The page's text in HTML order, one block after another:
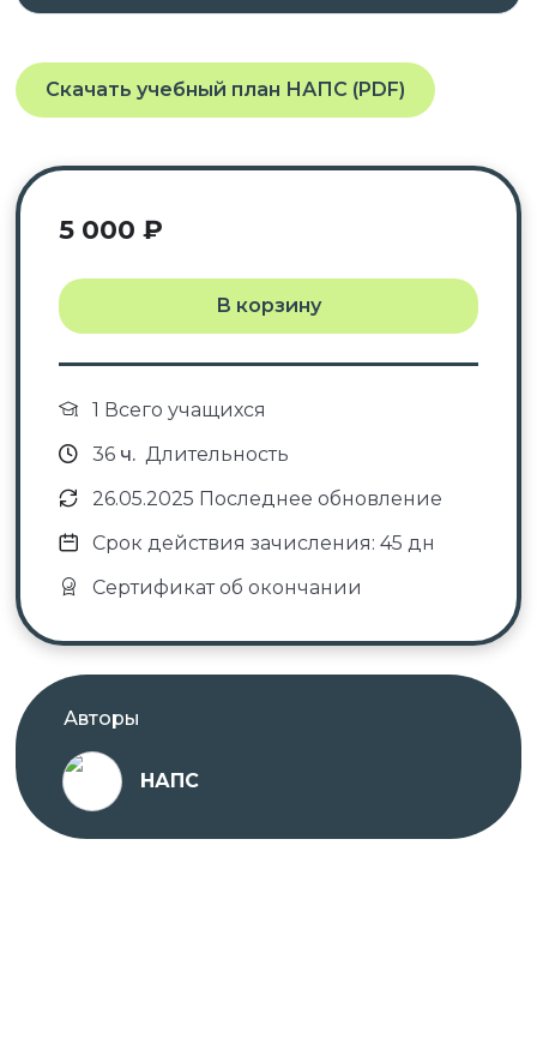
Скачать учебный план НАПС (PDF)
5 000 ₽
В корзину
1 Всего учащихся
36ч. Длительность
26.05.2025 Последнее обновление
Срок действия зачисления: 45 дн
Сертификат об окончании
Авторы
НАПС